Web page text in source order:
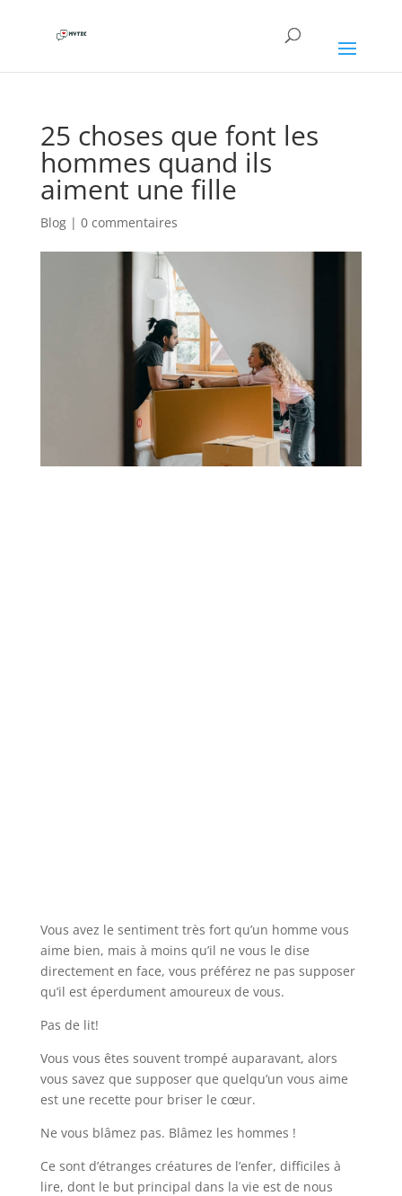
25 choses que font les
hommes quand ils
aiment une fille
Blog| 0 commentaires
Vous avez le sentiment très fort qu’un homme vous
aime bien, mais à moins qu’il ne vous le dise
directement en face, vous préférez ne pas supposer
qu’il est éperdument amoureux de vous.
Pas de lit!
Vous vous êtes souvent trompé auparavant, alors
vous savez que supposer que quelqu’un vous aime
est une recette pour briser le cœur.
Ne vous blâmez pas. Blâmez les hommes !
Ce sont d’étranges créatures de l’enfer, difficiles à
lire, dont le but principal dans la vie est de nous